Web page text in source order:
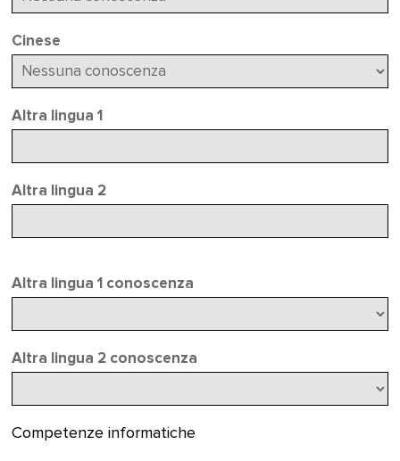
Cinese
Altra lingua 1
Altra lingua 2
Altra lingua 1 conoscenza
Altra lingua 2 conoscenza
Competenze informatiche